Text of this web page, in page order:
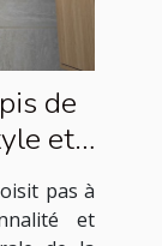
de
et
pas à
et